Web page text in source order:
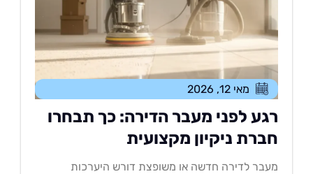
מאי 12, 2026
לפני מעבר הדירה: כך תבחרו
ניקיון מקצועית
לדירה חדשה או משופצת דורש היערכות